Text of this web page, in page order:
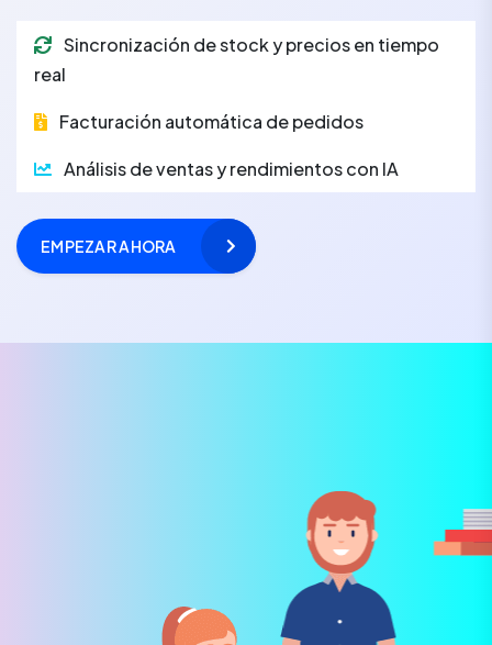
Sincronización de stock y precios en tiempo
real
Facturación automática de pedidos
Análisis de ventas y rendimientos con IA
EMPEZAR AHORA